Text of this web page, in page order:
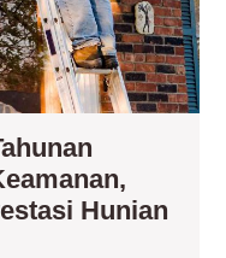
Hunian